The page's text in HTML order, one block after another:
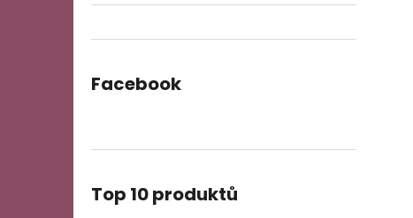
Facebook
Top 10 produktů